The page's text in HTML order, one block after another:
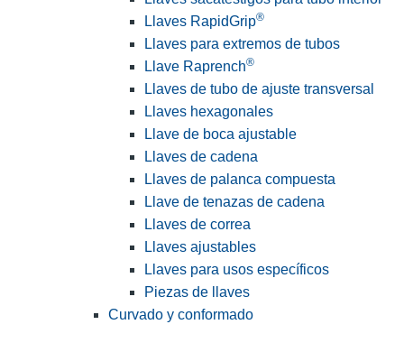
Llaves RapidGrip®
Llaves para extremos de tubos
Llave Raprench®
Llaves de tubo de ajuste transversal
Llaves hexagonales
Llave de boca ajustable
Llaves de cadena
Llaves de palanca compuesta
Llave de tenazas de cadena
Llaves de correa
Llaves ajustables
Llaves para usos específicos
Piezas de llaves
Curvado y conformado